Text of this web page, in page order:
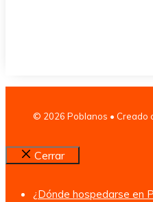
© 2026 Poblanos • Creado
Cerrar
¿Dónde hospedarse en